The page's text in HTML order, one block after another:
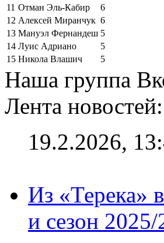
11 Отман Эль-Кабир
6
12 Алексей Миранчук 6
13 Мануэл Фернандеш 5
14 Луис Адриано
5
15 Никола Влашич 5
Наша группа
Лента новостей:
19.2.2026,
Из «Терека»
и сезон